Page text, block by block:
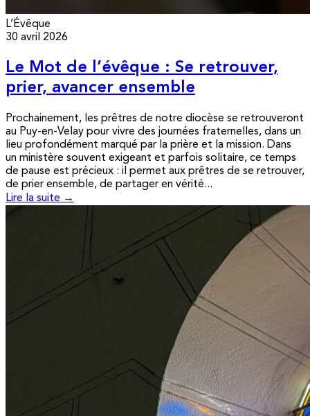
L’Évêque
30 avril 2026
Le Mot de l’évêque : Se retrouver,
prier, avancer ensemble
Prochainement, les prêtres de notre diocèse se retrouveront
au Puy-en-Velay pour vivre des journées fraternelles, dans un
lieu profondément marqué par la prière et la mission. Dans
un ministère souvent exigeant et parfois solitaire, ce temps
de pause est précieux : il permet aux prêtres de se retrouver,
de prier ensemble, de partager en vérité...
Lire la suite →